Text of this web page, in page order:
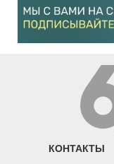
КОНТАКТЫ